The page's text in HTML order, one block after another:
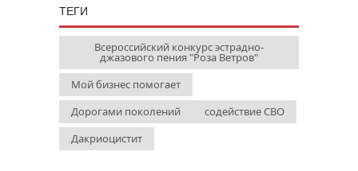
ТЕГИ
Всероссийский конкурс эстрадно-
джазового пения "Роза Ветров"
Мой бизнес помогает
Дорогами поколений
содействие СВО
Дакриоцистит